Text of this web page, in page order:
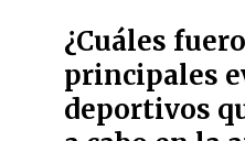
¿Cuáles
principales
deportivos